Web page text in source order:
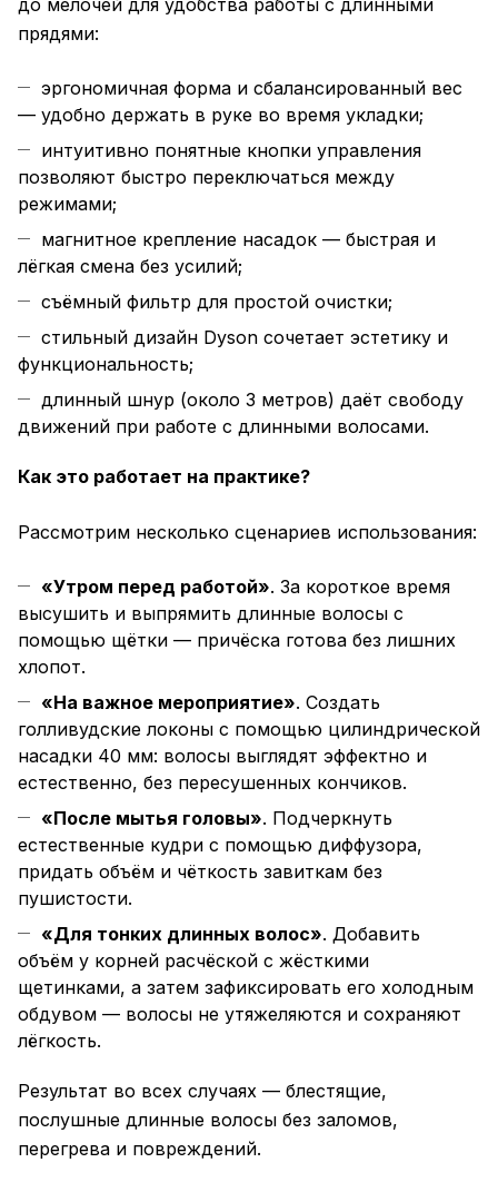
до мелочей для удобства работы с длинными
прядями:
эргономичная форма и сбалансированный вес
— удобно держать в руке во время укладки;
интуитивно понятные кнопки управления
позволяют быстро переключаться между
режимами;
магнитное крепление насадок — быстрая и
лёгкая смена без усилий;
съёмный фильтр для простой очистки;
стильный дизайн Dyson сочетает эстетику и
функциональность;
длинный шнур (около 3 метров) даёт свободу
движений при работе с длинными волосами.
Как это работает на практике?
Рассмотрим несколько сценариев использования:
«Утром перед работой». За короткое время
высушить и выпрямить длинные волосы с
помощью щётки — причёска готова без лишних
хлопот.
«На важное мероприятие». Создать
голливудские локоны с помощью цилиндрической
насадки 40 мм: волосы выглядят эффектно и
естественно, без пересушенных кончиков.
«После мытья головы». Подчеркнуть
естественные кудри с помощью диффузора,
придать объём и чёткость завиткам без
пушистости.
«Для тонких длинных волос». Добавить
объём у корней расчёской с жёсткими
щетинками, а затем зафиксировать его холодным
обдувом — волосы не утяжеляются и сохраняют
лёгкость.
Результат во всех случаях — блестящие,
послушные длинные волосы без заломов,
перегрева и повреждений.